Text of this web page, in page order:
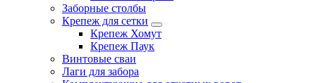
Заборные столбы
Крепеж для сетки
Крепеж Хомут
Крепеж Паук
Винтовые сваи
Лаги для забора